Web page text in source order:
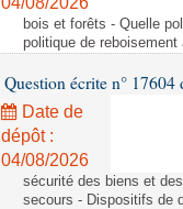
bois et forêts - Quelle
politique de
Question écrite n°
Date de
dépôt :
04/08/2026
sécurité des biens et
secours - Dispositifs de